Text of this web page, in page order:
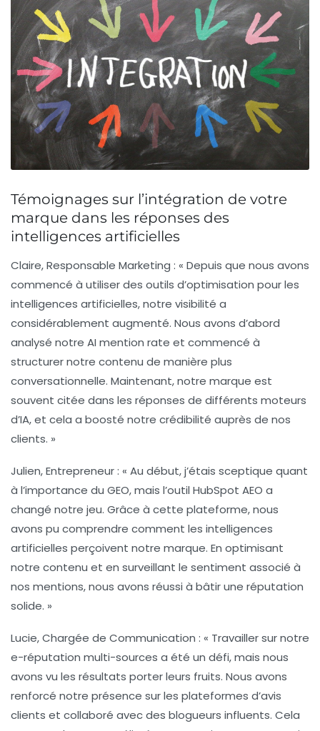
Témoignages sur l’intégration de votre
marque dans les réponses des
intelligences artificielles
Claire, Responsable Marketing : « Depuis que nous avons
commencé à utiliser des outils d’optimisation pour les
intelligences artificielles, notre visibilité a
considérablement augmenté. Nous avons d’abord
analysé notre AI mention rate et commencé à
structurer notre contenu de manière plus
conversationnelle. Maintenant, notre marque est
souvent citée dans les réponses de différents moteurs
d’IA, et cela a boosté notre crédibilité auprès de nos
clients. »
Julien, Entrepreneur: « Au début, j’étais sceptique quant
à l’importance du GEO, mais l’outil HubSpot AEO a
changé notre jeu. Grâce à cette plateforme, nous
avons pu comprendre comment les intelligences
artificielles perçoivent notre marque. En optimisant
notre contenu et en surveillant le sentiment associé à
nos mentions, nous avons réussi à bâtir une réputation
solide. »
Lucie, Chargée de Communication : « Travailler sur notre
e-réputation multi-sources a été un défi, mais nous
avons vu les résultats porter leurs fruits. Nous avons
renforcé notre présence sur les plateformes d’avis
clients et collaboré avec des blogueurs influents. Cela